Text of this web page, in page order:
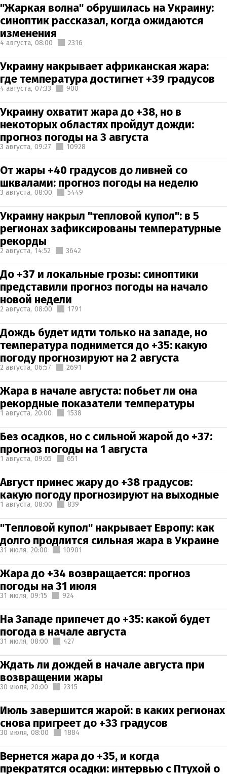
"Жаркая волна" обрушилась на Украину:
синоптик рассказал, когда ожидаются
изменения
4 августа, 08:00 2316
Украину накрывает африканская жара:
где температура достигнет +39 градусов
4 августа, 07:33 900
Украину охватит жара до +38, но в
некоторых областях пройдут дожди:
прогноз погоды на 3 августа
3 августа, 09:27 10928
От жары +40 градусов до ливней со
шквалами: прогноз погоды на неделю
3 августа, 08:00 5449
Украину накрыл "тепловой купол": в 5
регионах зафиксированы температурные
рекорды
2 августа, 14:52 3642
До +37 и локальные грозы: синоптики
представили прогноз погоды на начало
новой недели
2 августа, 08:00 1791
Дождь будет идти только на западе, но
температура поднимется до +35: какую
погоду прогнозируют на 2 августа
2 августа, 06:57 2691
Жара в начале августа: побьет ли она
рекордные показатели температуры
1 августа, 20:00 1538
Без осадков, но с сильной жарой до +37:
прогноз погоды на 1 августа
1 августа, 09:05 651
Август принес жару до +38 градусов:
какую погоду прогнозируют на выходные
1 августа, 08:00 839
"Тепловой купол" накрывает Европу: как
долго продлится сильная жара в Украине
31 июля, 20:00 10901
Жара до +34 возвращается: прогноз
погоды на 31 июля
31 июля, 09:15 924
На Западе припечет до +35: какой будет
погода в начале августа
31 июля, 08:00 427
Ждать ли дождей в начале августа при
возвращении жары
30 июля, 20:00 2315
Июль завершится жарой: в каких регионах
снова пригреет до +33 градусов
30 июля, 08:00 1884
Вернется жара до +35, и когда
прекратятся осадки: интервью с Птухой о